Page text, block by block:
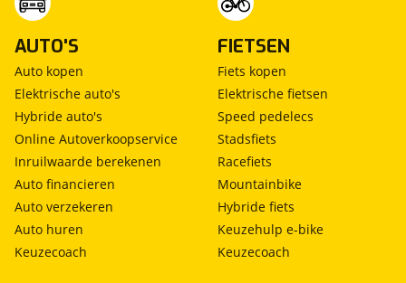
AUTO'S
Auto kopen
Elektrische auto's
Hybride auto's
Online Autoverkoopservice
Inruilwaarde berekenen
Auto financieren
Auto verzekeren
Auto huren
Keuzecoach
FIETSEN
Fiets kopen
Elektrische fietsen
Speed pedelecs
Stadsfiets
Racefiets
Mountainbike
Hybride fiets
Keuzehulp e-bike
Keuzecoach